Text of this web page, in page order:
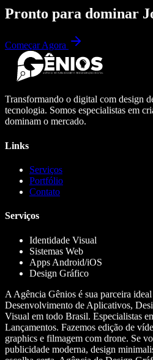
Pronto para dominar
Começar Agora
Transformando o digital com design
tecnologia. Somos especialistas em
dominam o mercado.
Links
Serviços
Portfólio
Contato
Serviços
Identidade Visual
Sistemas Web
Apps Android/iOS
Design Gráfico
A Agência Gênios é sua parceira
Desenvolvimento de Aplicativos,
Visual em todo Brasil. Especialistas
Lançamentos. Fazemos edição de
graphics e filmagem com drone. Se
publicidade moderna, design